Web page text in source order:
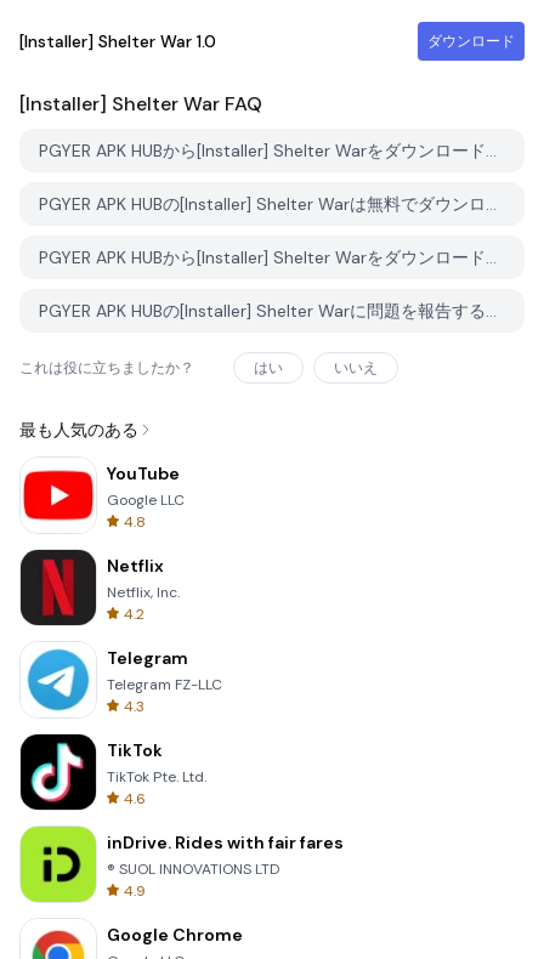
[Installer] Shelter War 1.0 ダウンロード
[Installer] Shelter War FAQ
PGYER APK HUBから[Installer] Shelter Warをダウンロードする方法は？
PGYER APK HUBの[Installer] Shelter Warは無料でダウンロードできますか？
PGYER APK HUBから[Installer] Shelter Warをダウンロードするにはアカウントが必要ですか？
PGYER APK HUBの[Installer] Shelter Warに問題を報告する方法は？
これは役に立ちましたか？ はい いいえ
最も人気のある
YouTube
Google LLC
4.8
Netflix
Netflix, Inc.
4.2
Telegram
Telegram FZ-LLC
4.3
TikTok
TikTok Pte. Ltd.
4.6
inDrive. Rides with fair fares
® SUOL INNOVATIONS LTD
4.9
Google Chrome